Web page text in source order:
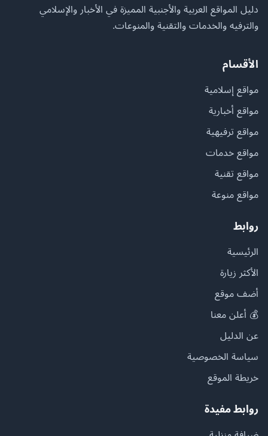
دليل المواقع العربية والأجنبية المميزة في الأخبار والإسلامي
والترفيه والخدمات والتقنية والمنوعات.
الأقسام
مواقع إسلامية
مواقع أخبارية
مواقع ترفيهية
مواقع خدمات
مواقع تقنية
مواقع منوعة
روابط
الرئيسية
الأكثر زيارة
أضف موقع
💰 أعلن معنا
عن الدليل
سياسة الخصوصية
خريطة الموقع
روابط مفيدة